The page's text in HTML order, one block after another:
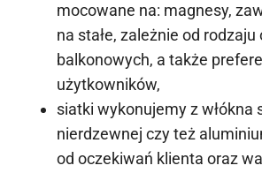
mocowane na: magnesy,
na stałe, zależnie od rodzaju
balkonowych, a także
użytkowników,
siatki wykonujemy z włókna
nierdzewnej czy też
od oczekiwań klienta oraz